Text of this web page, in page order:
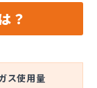
？
ス使用量